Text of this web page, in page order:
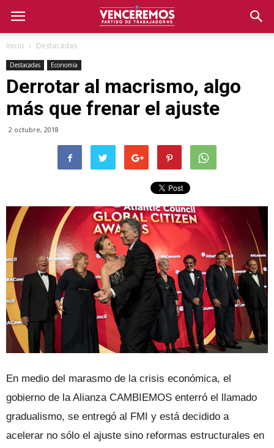
Inicio Destacadas
Destacadas Economía
Derrotar al macrismo, algo
más que frenar el ajuste
2 octubre, 2018
En medio del marasmo de la crisis económica, el
gobierno de la Alianza CAMBIEMOS enterró el llamado
gradualismo, se entregó al FMI y está decidido a
acelerar no sólo el ajuste sino reformas estructurales en